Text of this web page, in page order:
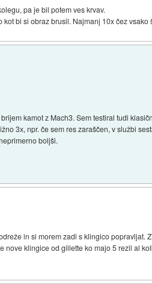
pa je bil potem ves krvav.
bi si obraz brusil. Najmanj 10x čez vsako
kamot z Mach3. Sem testiral tudi
3x, npr. če sem res zaraščen, v službi
boljši.
in si morem zadi s klingico popravljat.
nove klingice od gillette ko majo 5 rezil al